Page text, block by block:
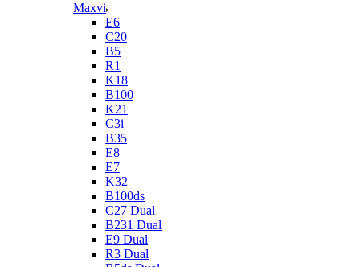
Maxvi
E6
C20
B5
R1
K18
B100
K21
C3i
B35
E8
E7
K32
B100ds
C27 Dual
B231 Dual
E9 Dual
R3 Dual